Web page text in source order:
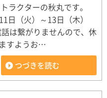
ラクターの秋丸です。
日（火）～13日（木）
は繋がりませんので、休
すようお…
つづきを読む